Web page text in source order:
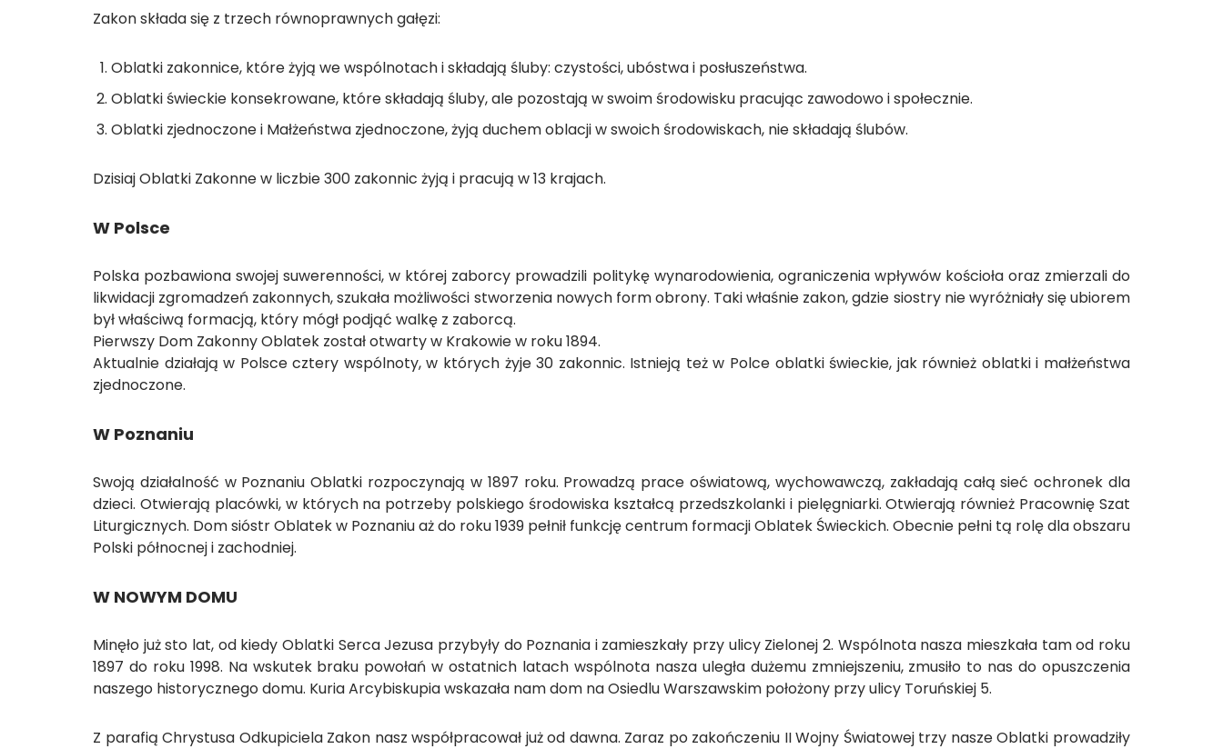
Zakon składa się z trzech równoprawnych gałęzi:
Oblatki zakonnice, które żyją we wspólnotach i składają śluby: czystości, ubóstwa i posłuszeństwa.
Oblatki świeckie konsekrowane, które składają śluby, ale pozostają w swoim środowisku pracując zawodowo i społecznie.
Oblatki zjednoczone i Małżeństwa zjednoczone, żyją duchem oblacji w swoich środowiskach, nie składają ślubów.
Dzisiaj Oblatki Zakonne w liczbie 300 zakonnic żyją i pracują w 13 krajach.
W Polsce
Polska pozbawiona swojej suwerenności, w której zaborcy prowadzili politykę wynarodowienia, ograniczenia wpływów kościoła oraz zmierzali do
likwidacji zgromadzeń zakonnych, szukała możliwości stworzenia nowych form obrony. Taki właśnie zakon, gdzie siostry nie wyróżniały się ubiorem
był właściwą formacją, który mógł podjąć walkę z zaborcą.
Pierwszy Dom Zakonny Oblatek został otwarty w Krakowie w roku 1894.
Aktualnie działają w Polsce cztery wspólnoty, w których żyje 30 zakonnic. Istnieją też w Polce oblatki świeckie, jak również oblatki i małżeństwa
zjednoczone.
W Poznaniu
Swoją działalność w Poznaniu Oblatki rozpoczynają w 1897 roku. Prowadzą prace oświatową, wychowawczą, zakładają całą sieć ochronek dla
dzieci. Otwierają placówki, w których na potrzeby polskiego środowiska kształcą przedszkolanki i pielęgniarki. Otwierają również Pracownię Szat
Liturgicznych. Dom sióstr Oblatek w Poznaniu aż do roku 1939 pełnił funkcję centrum formacji Oblatek Świeckich. Obecnie pełni tą rolę dla obszaru
Polski północnej i zachodniej.
W NOWYM DOMU
Minęło już sto lat, od kiedy Oblatki Serca Jezusa przybyły do Poznania i zamieszkały przy ulicy Zielonej 2. Wspólnota nasza mieszkała tam od roku
1897 do roku 1998. Na wskutek braku powołań w ostatnich latach wspólnota nasza uległa dużemu zmniejszeniu, zmusiło to nas do opuszczenia
naszego historycznego domu. Kuria Arcybiskupia wskazała nam dom na Osiedlu Warszawskim położony przy ulicy Toruńskiej 5.
Z parafią Chrystusa Odkupiciela Zakon nasz współpracował już od dawna. Zaraz po zakończeniu II Wojny Światowej trzy nasze Oblatki prowadziły